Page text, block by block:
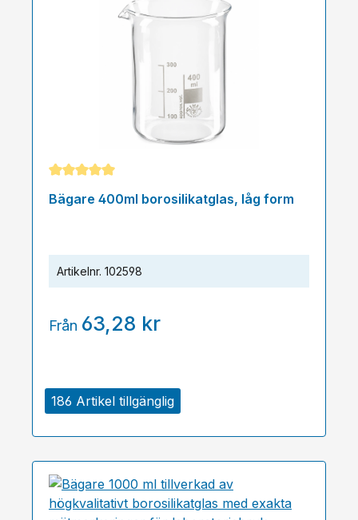
186 Artikel tillgänglig
Genomsnittligt betyg på 5 av 5 stjärnor
Bägare 400ml borosilikatglas, låg form
Artikelnr. 102598
Från 63,28 kr